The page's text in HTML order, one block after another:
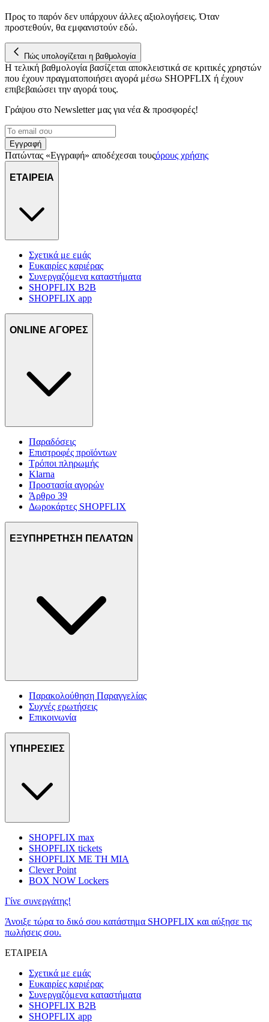
Προς το παρόν δεν υπάρχουν άλλες αξιολογήσεις. Όταν
προστεθούν, θα εμφανιστούν εδώ.
Πώς υπολογίζεται η βαθμολογία
Η τελική βαθμολογία βασίζεται αποκλειστικά σε κριτικές χρηστών
που έχουν πραγματοποιήσει αγορά μέσω SHOPFLIX ή έχουν
επιβεβαιώσει την αγορά τους.
Γράψου στο Νewsletter μας για νέα & προσφορές!
Εγγραφή
Πατώντας «Εγγραφή» αποδέχεσαι τουςόρους χρήσης
ΕΤΑΙΡΕΙΑ
Σχετικά με εμάς
Ευκαιρίες καριέρας
Συνεργαζόμενα καταστήματα
SHOPFLIX B2B
SHOPFLIX app
ONLINE ΑΓΟΡΕΣ
Παραδόσεις
Επιστροφές προϊόντων
Τρόποι πληρωμής
Klarna
Προστασία αγορών
Άρθρο 39
Δωροκάρτες SHOPFLIX
ΕΞΥΠΗΡΕΤΗΣΗ ΠΕΛΑΤΩΝ
Παρακολούθηση Παραγγελίας
Συχνές ερωτήσεις
Επικοινωνία
ΥΠΗΡΕΣΙΕΣ
SHOPFLIX max
SHOPFLIX tickets
SHOPFLIX ΜΕ ΤΗ ΜΙΑ
Clever Point
BOX NOW Lockers
Γίνε συνεργάτης!
Άνοιξε τώρα το δικό σου κατάστημα SHOPFLIX και αύξησε τις
πωλήσεις σου.
ΕΤΑΙΡΕΙΑ
Σχετικά με εμάς
Ευκαιρίες καριέρας
Συνεργαζόμενα καταστήματα
SHOPFLIX B2B
SHOPFLIX app